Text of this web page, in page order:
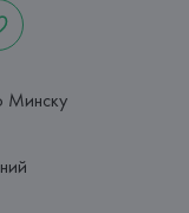
Минску